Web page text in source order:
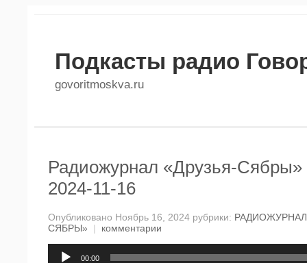
Подкасты радио
govoritmoskva.ru
Радиожурнал «Друзья-Сябры»
2024-11-16
Опубликовано Ноябрь 16, 2024 рубрики: РАДИОЖУРНАЛ
СЯБРЫ»
| комментарии
00:00